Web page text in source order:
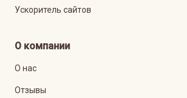
Ускоритель сайтов
О компании
О нас
Отзывы